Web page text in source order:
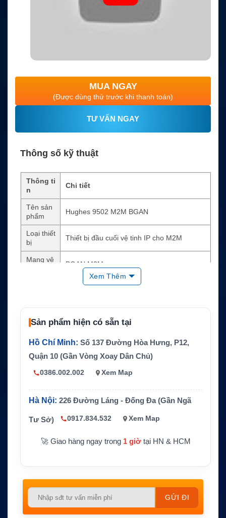
MUA NGAY
(Được dùng thử trước khi thanh toán)
TƯ VẤN NGAY
Thông số kỹ thuật
Thông ti
n
Chi tiết
Tên sản
phẩm
Hughes 9502 M2M BGAN
Loại thiết
bị
Thiết bị đầu cuối vệ tinh IP cho M2M
Mạng vệ
BGAN M2M
n
Ethernet RJ45, USB Type B, RS-232
Tiêu thụ
điện
Idle khoảng 1W, transmit dưới 20W
hình
vệ
nh
Lưu ý
nhìn tốt lên bầu trời
Xem Thêm
Sản phẩm hiện có sẵn tại
Hồ Chí Minh: Số 137 Đường Hòa Hưng, P12,
Quận 10 (Gần Vòng Xoay Dân Chủ)
0386.002.002 Xem Map
Hà Nội: 226 Đường Láng - Đống Đa (Gần Ngã
Tư Sở) 0917.834.532 Xem Map
🚀 Giao hàng ngay trong 1 giờtại HN & HCM
Please